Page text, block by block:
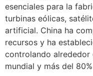
esenciales para la
turbinas eólicas,
artificial. China ha
recursos y ha
controlando alrededor
mundial y más del